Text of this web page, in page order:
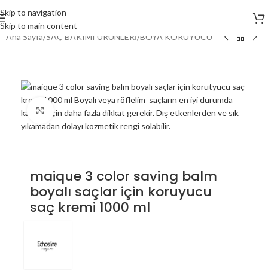
Skip to navigation
Skip to main content
Ana Sayfa/SAÇ BAKIMI ÜRÜNLERİ/BOYA KORUYUCU
Click to enlarge
maique 3 color saving balm
boyalı saçlar için koruyucu
saç kremi 1000 ml